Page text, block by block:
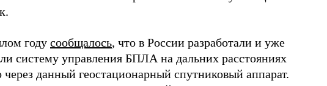
году сообщалось, что в России разработали и уже
систему управления БПЛА на дальних расстояниях
данный геостационарный спутниковый аппарат.